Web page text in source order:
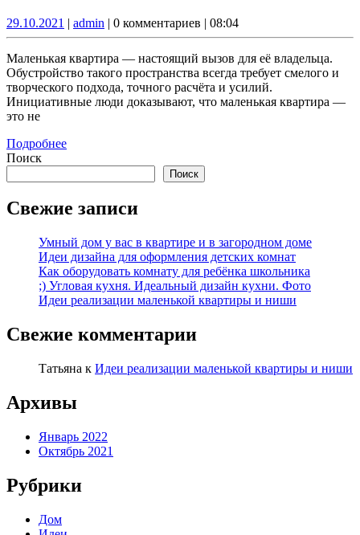
маленькой
квартиры
и
ниши
29.10.2021 29.10.2021
| admin admin
| 0 комментариев | 08:04
Маленькая квартира — настоящий вызов для её владельца.
Обустройство такого пространства всегда требует смелого и
творческого подхода, точного расчёта и усилий.
Инициативные люди доказывают, что маленькая квартира —
это не
ПодробнееПодробнее
Поиск
Поиск
Свежие записи
Умный дом у вас в квартире и в загородном доме
Идеи дизайна для оформления детских комнат
Как оборудовать комнату для ребёнка школьника
;) Угловая кухня. Идеальный дизайн кухни. Фото
Идеи реализации маленькой квартиры и ниши
Свежие комментарии
Татьяна к Идеи реализации маленькой квартиры и ниши
Архивы
Январь 2022
Октябрь 2021
Рубрики
Дом